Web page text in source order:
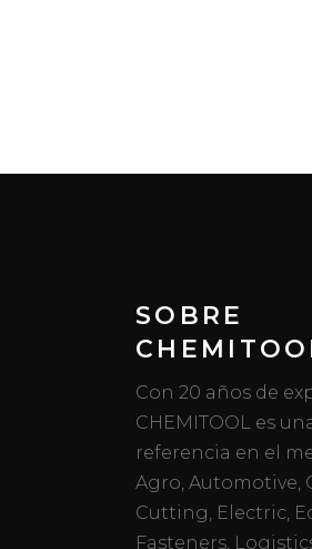
SOBRE
Con 20 años de
CHEMITOOL es
referencia en el
Agro, Automotive,
Cutting, Electric,
Fasteners,